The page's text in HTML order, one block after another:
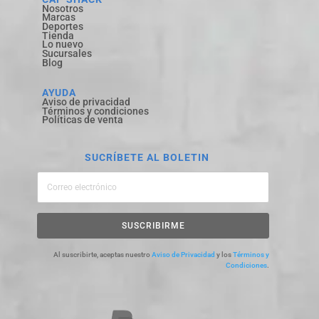
Nosotros
Marcas
Deportes
Tienda
Lo nuevo
Sucursales
Blog
AYUDA
Aviso de privacidad
Términos y condiciones
Políticas de venta
SUCRÍBETE AL BOLETIN
SUSCRIBIRME
Al suscribirte, aceptas nuestroAviso de Privacidad y losTérminos y
Condiciones.